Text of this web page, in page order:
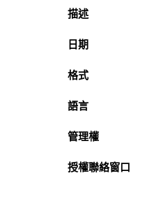
描述
日期
格式
語言
管理權
授權聯絡窗口